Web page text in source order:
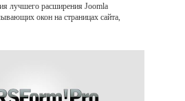
лучшего расширения Joomla
окон на страницах сайта,